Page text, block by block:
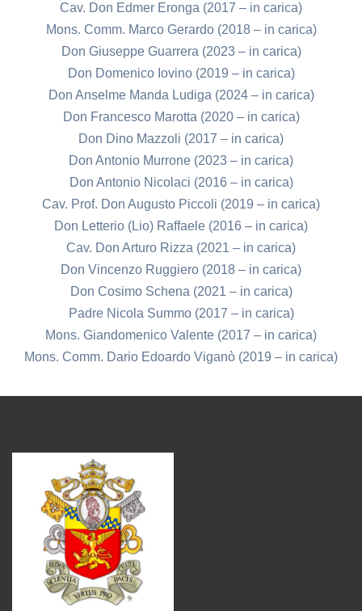
Cav. Don Edmer Eronga (2017 – in carica)
Mons. Comm. Marco Gerardo (2018 – in carica)
Don Giuseppe Guarrera (2023 – in carica)
Don Domenico Iovino (2019 – in carica)
Don Anselme Manda Ludiga (2024 – in carica)
Don Francesco Marotta (2020 – in carica)
Don Dino Mazzoli (2017 – in carica)
Don Antonio Murrone (2023 – in carica)
Don Antonio Nicolaci (2016 – in carica)
Cav. Prof. Don Augusto Piccoli (2019 – in carica)
Don Letterio (Lio) Raffaele (2016 – in carica)
Cav. Don Arturo Rizza (2021 – in carica)
Don Vincenzo Ruggiero (2018 – in carica)
Don Cosimo Schena (2021 – in carica)
Padre Nicola Summo (2017 – in carica)
Mons. Giandomenico Valente (2017 – in carica)
Mons. Comm. Dario Edoardo Viganò (2019 – in carica)